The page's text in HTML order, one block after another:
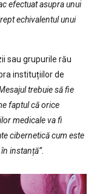
efectuat asupra unui
echivalentul unui
sau grupurile rău
instituțiilor de
trebuie să fie
faptul că orice
medicale va fi
cibernetică cum este
instanță”.